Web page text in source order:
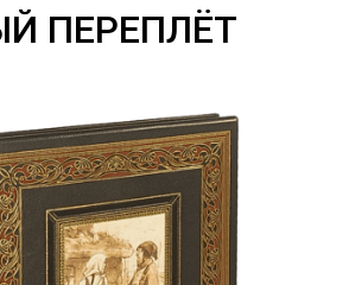
ПЕРЕПЛЁТ